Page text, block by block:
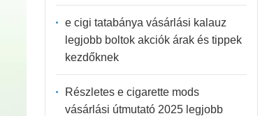
e cigi tatabánya vásárlási kalauz
legjobb boltok akciók árak és tippek
kezdőknek
Részletes e cigarette mods
vásárlási útmutató 2025 legjobb